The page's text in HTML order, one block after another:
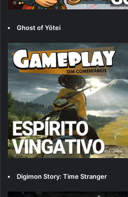
Ghost of Yōtei
Digimon Story: Time Stranger